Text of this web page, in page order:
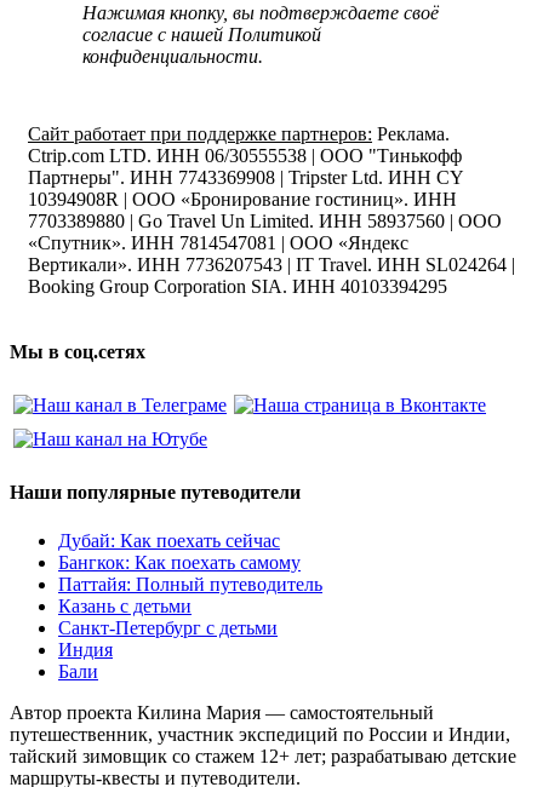
Нажимая кнопку, вы подтверждаете своё
согласие с нашей Политикой
конфиденциальности.
Сайт работает при поддержке партнеров: Реклама.
Ctrip.com LTD. ИНН 06/30555538 | ООО "Тинькофф
Партнеры". ИНН 7743369908 | Tripster Ltd. ИНН CY
10394908R | ООО «Бронирование гостиниц». ИНН
7703389880 | Go Travel Un Limited. ИНН 58937560 | ООО
«Спутник». ИНН 7814547081 | ООО «Яндекс
Вертикали». ИНН 7736207543 | IT Travel. ИНН SL024264 |
Booking Group Corporation SIA. ИНН 40103394295
Мы в соц.сетях
Наши популярные путеводители
Дубай: Как поехать сейчас
Бангкок: Как поехать самому
Паттайя: Полный путеводитель
Казань с детьми
Санкт-Петербург с детьми
Индия
Бали
Автор проекта Килина Мария — самостоятельный
путешественник, участник экспедиций по России и Индии,
тайский зимовщик со стажем 12+ лет; разрабатываю детские
маршруты-квесты и путеводители.